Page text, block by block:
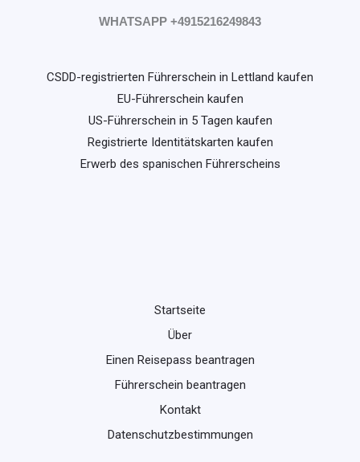
WHATSAPP +4915216249843
CSDD-registrierten Führerschein in Lettland kaufen
EU-Führerschein kaufen
US-Führerschein in 5 Tagen kaufen
Registrierte Identitätskarten kaufen
Erwerb des spanischen Führerscheins
Startseite
Über
Einen Reisepass beantragen
Führerschein beantragen
Kontakt
Datenschutzbestimmungen